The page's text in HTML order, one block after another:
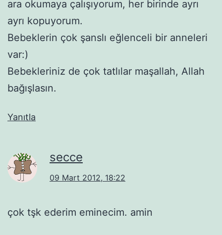
ara okumaya çalışıyorum, her birinde ayrı
ayrı kopuyorum.
Bebeklerin çok şanslı eğlenceli bir anneleri
var:)
Bebekleriniz de çok tatlılar maşallah, Allah
bağışlasın.
Yanıtla
secce
09 Mart 2012, 18:22
çok tşk ederim eminecim. amin